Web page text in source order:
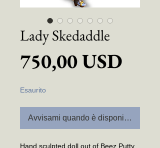
Lady Skedaddle
750,00 USD
Esaurito
Avvisami quando è disponibile
Hand sculpted doll out of Beez Putty.